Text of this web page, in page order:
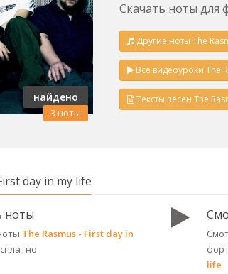
найдено
3 ноты
Скачать ноты для
Другие ноты The
Все видеоуроки The
Тексты песен The
day in my life
ноты
The Rasmus - First day in
life